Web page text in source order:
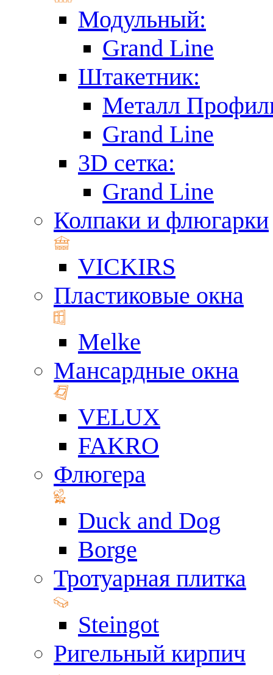
Модульный:
Grand Line
Штакетник:
Металл
Grand Line
3D сетка:
Grand Line
Колпаки и флюгарки
VICKIRS
Пластиковые окна
Melke
Мансардные окна
VELUX
FAKRO
Флюгера
Duck and Dog
Borge
Тротуарная плитка
Steingot
Ригельный кирпич